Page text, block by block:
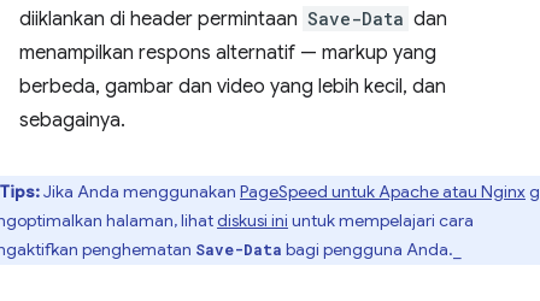
diiklankan di header permintaan Save-Data dan
menampilkan respons alternatif — markup yang
berbeda, gambar dan video yang lebih kecil, dan
sebagainya.
Tips:Jika Anda menggunakan PageSpeed untuk Apache atau Nginx
halaman, lihatdiskusi ini untuk mempelajari cara
penghematan Save-Data bagi pengguna Anda._